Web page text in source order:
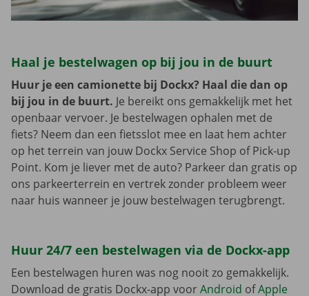
Haal je bestelwagen op bij jou in de buurt
Huur je een camionette bij Dockx? Haal die dan op
bij jou in de buurt. Je bereikt ons gemakkelijk met het
openbaar vervoer. Je bestelwagen ophalen met de
fiets? Neem dan een fietsslot mee en laat hem achter
op het terrein van jouw Dockx Service Shop of Pick-up
Point. Kom je liever met de auto? Parkeer dan gratis op
ons parkeerterrein en vertrek zonder probleem weer
naar huis wanneer je jouw bestelwagen terugbrengt.
Huur 24/7 een bestelwagen via de Dockx-app
Een bestelwagen huren was nog nooit zo gemakkelijk.
Download de gratis Dockx-app voorAndroid ofApple